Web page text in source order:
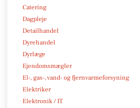
Catering
Dagpleje
Detailhandel
Dyrehandel
Dyrlæge
Ejendomsmægler
El-, gas-, vand- og fjernvarmeforsyning
Elektriker
Elektronik / IT